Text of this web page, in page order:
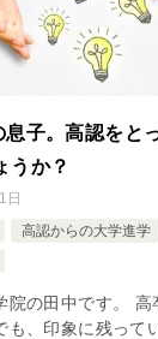
子。高認をと
うか？
日
高認からの大学進学
院の田中です。 高
も、印象に残って